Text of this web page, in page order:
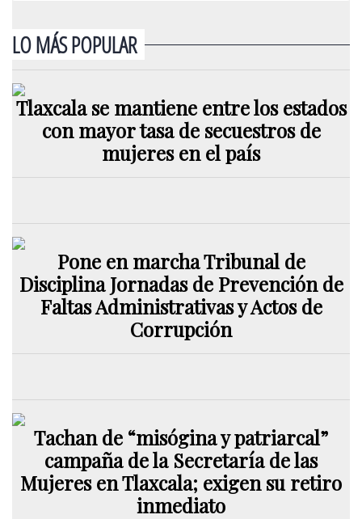
LO MÁS POPULAR
Tlaxcala se mantiene entre los estados
con mayor tasa de secuestros de
mujeres en el país
Pone en marcha Tribunal de
Disciplina Jornadas de Prevención de
Faltas Administrativas y Actos de
Corrupción
Tachan de “misógina y patriarcal”
campaña de la Secretaría de las
Mujeres en Tlaxcala; exigen su retiro
inmediato